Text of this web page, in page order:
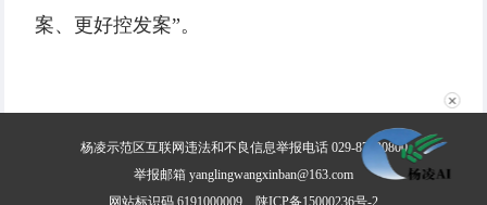
案、更好控发案”。
杨凌示范区互联网违法和不良信息举报电话 029-87030800
举报邮箱 yanglingwangxinban@163.com
✕